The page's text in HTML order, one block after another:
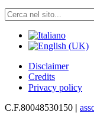
Disclaimer
Credits
Privacy policy
C.F.80048530150 |